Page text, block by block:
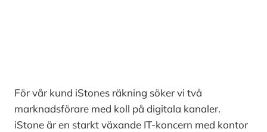
För vår kund iStones räkning söker vi två
marknadsförare med koll på digitala kanaler.
iStone är en starkt växande IT-koncern med kontor